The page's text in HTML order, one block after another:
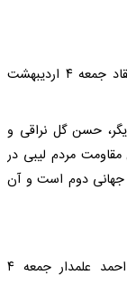
فیلم سینمایی «عمر مختار» به‌ کارگردانی مصطفی عقاد جمعه‌ ۴ اردیبهشت
حسن گل نراقی و
مقاومت مردم لیبی در
جهانی دوم است و آن
انیمیشن سینمایی «قلب خورشید» به‌ کارگردانی احمد علمدار جمعه‌ ۴